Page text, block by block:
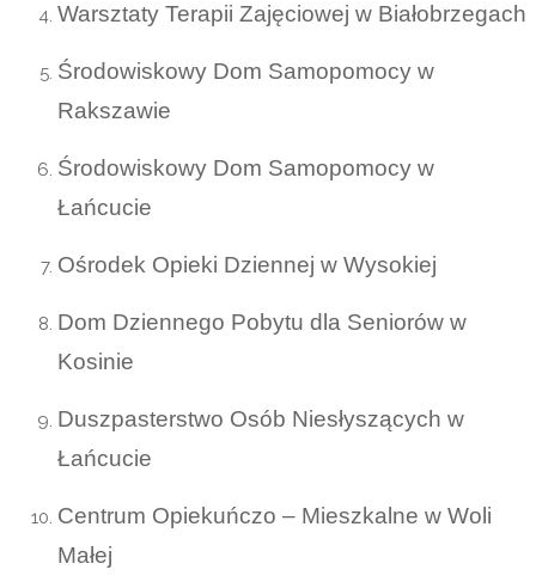
Warsztaty Terapii Zajęciowej w Białobrzegach
Środowiskowy Dom Samopomocy w
Rakszawie
Środowiskowy Dom Samopomocy w
Łańcucie
Ośrodek Opieki Dziennej w Wysokiej
Dom Dziennego Pobytu dla Seniorów w
Kosinie
Duszpasterstwo Osób Niesłyszących w
Łańcucie
Centrum Opiekuńczo – Mieszkalne w Woli
Małej